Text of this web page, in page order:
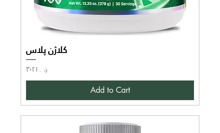
کلاژن پلاس
Price
؋ ۳٬۲۱۰
Add to Cart